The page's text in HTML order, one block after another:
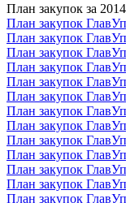
План закупок за
План закупок
План закупок
План закупок
План закупок
План закупок
План закупок
План закупок
План закупок
План закупок
План закупок
План закупок
План закупок
План закупок